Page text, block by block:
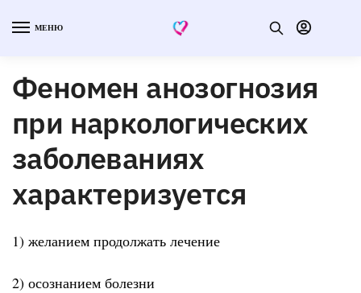
МЕНЮ
Феномен анозогнозия
при наркологических
заболеваниях
характеризуется
1) желанием продолжать лечение
2) осознанием болезни